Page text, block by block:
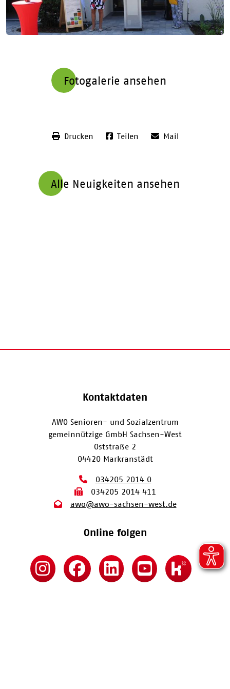
Fotogalerie ansehen
Drucken Teilen Mail
Alle Neuigkeiten ansehen
Kontaktdaten
AWO Senioren- und Sozialzentrum
gemeinnützige GmbH Sachsen-West
Oststraße 2
04420 Markranstädt
034205 2014 0
034205 2014 411
awo@awo-sachsen-west.de
Online folgen